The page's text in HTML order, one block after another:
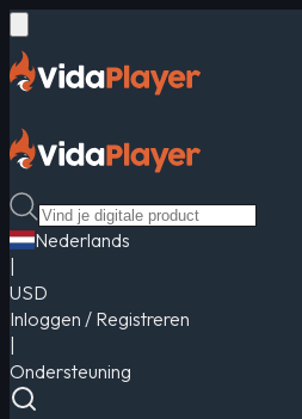
Nederlands
USD
Inloggen / Registreren
Ondersteuning